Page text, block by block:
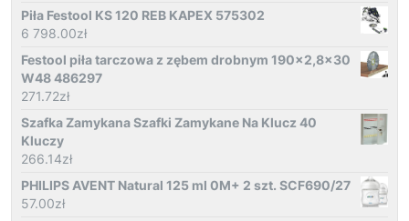
Piła Festool KS 120 REB KAPEX 575302
6 798.00zł
Festool piła tarczowa z zębem drobnym 190x2,8x30
W48 486297
271.72zł
Szafka Zamykana Szafki Zamykane Na Klucz 40
Kluczy
266.14zł
PHILIPS AVENT Natural 125 ml 0M+ 2 szt. SCF690/27
57.00zł